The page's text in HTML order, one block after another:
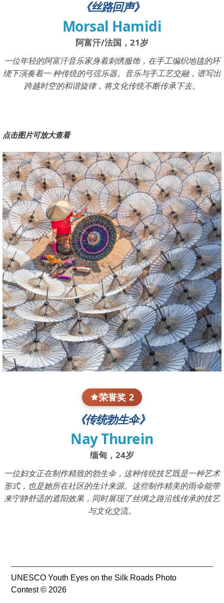
《丝路回声》
Morsal Hamidi
阿富汗/法国，21岁
一位年轻的阿富汗音乐家身着刺绣服饰，在手工编织地毯的环
绕下演奏着一 种传统的弓弦乐器。音乐与手工艺交融，谱写出
跨越时空的和谐旋律，将文化传统不断传承下去。
点击图片可放大查看
荣誉奖 2
《传统勃生伞》
Nay Thurein
缅甸，24岁
一位妇女正在制作精致的勃生伞，这种传统技艺既是一种艺术
形式，也是她所在社区的生计来源。这些制作精美的雨伞能带
来宁静舒适的遮阳效果，同时展现了丝绸之路沿线传承的技艺
与文化交流。
UNESCO Youth Eyes on the Silk Roads Photo
Contest © 2026